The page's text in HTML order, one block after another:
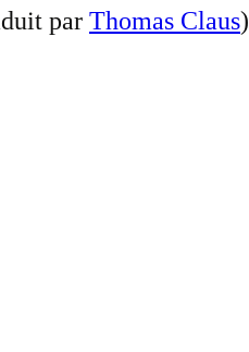
par Thomas Claus)